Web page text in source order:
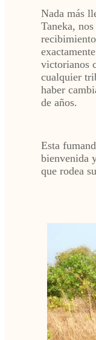
Nada más
Taneka,
victorianos
cualquier
haber
de años.
Esta
bienvenida
que rodea